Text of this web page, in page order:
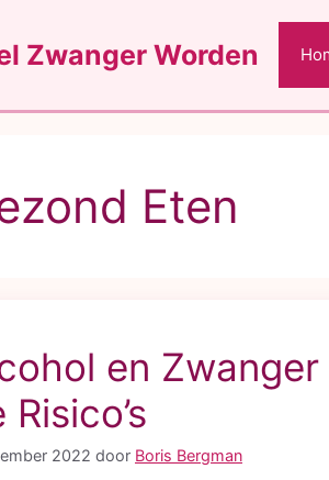
Zwanger Worden
Eten
en
Risico’s
2022 door Boris Bergman